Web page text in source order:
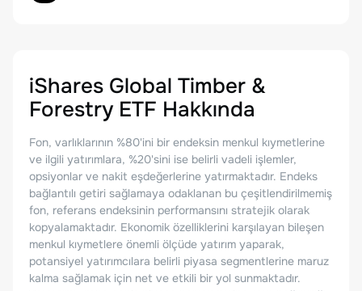
iShares Global Timber &
Forestry ETF Hakkında
Fon, varlıklarının %80'ini bir endeksin menkul kıymetlerine
ve ilgili yatırımlara, %20'sini ise belirli vadeli işlemler,
opsiyonlar ve nakit eşdeğerlerine yatırmaktadır. Endeks
bağlantılı getiri sağlamaya odaklanan bu çeşitlendirilmemiş
fon, referans endeksinin performansını stratejik olarak
kopyalamaktadır. Ekonomik özelliklerini karşılayan bileşen
menkul kıymetlere önemli ölçüde yatırım yaparak,
potansiyel yatırımcılara belirli piyasa segmentlerine maruz
kalma sağlamak için net ve etkili bir yol sunmaktadır.